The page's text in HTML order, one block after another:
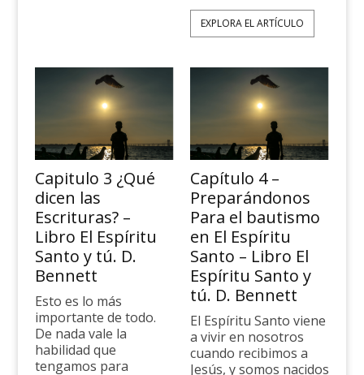
EXPLORA EL ARTÍCULO
Capitulo 3 ¿Qué
dicen las
Escrituras? –
Libro El Espíritu
Santo y tú. D.
Bennett
Esto es lo más
importante de todo.
De nada vale la
habilidad que
tengamos para
Capítulo 4 –
Preparándonos
Para el bautismo
en El Espíritu
Santo – Libro El
Espíritu Santo y
tú. D. Bennett
El Espíritu Santo viene
a vivir en nosotros
cuan­do recibimos a
Jesús, y somos nacidos